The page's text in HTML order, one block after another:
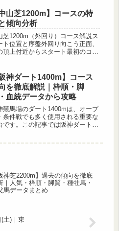
、特徴を正しく把握することが馬
略のカギとなります。本記事で...
中山芝1200m】コースの特
傾向分析
芝1200m（外回り）コース解説ス
ト位置と序盤外回り向こう正面、
頂上付近からスタート最初のコー
ーナーはほぼ角度のない緩やかな
ブ三角形に近いレイアウトで...
阪神ダート1400m】コース
を徹底解説｜枠順・脚
血統データから攻略
競馬場のダート1400mは、オープ
条件戦でも多く使用される重要な
です。この記事では阪神ダート
神芝2200m】過去の傾向を徹底
｜人気・枠順・脚質・種牡馬・
馬データまとめ
(土)｜東